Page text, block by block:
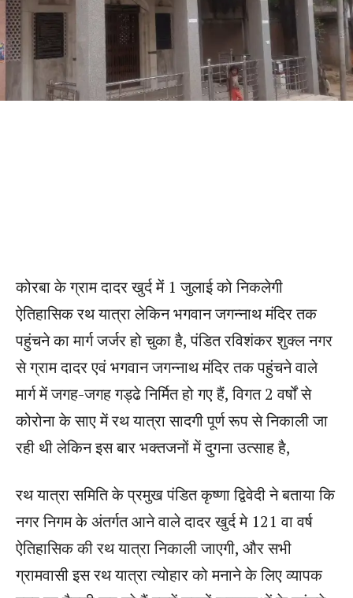
कोरबा के ग्राम दादर खुर्द में 1 जुलाई को निकलेगी
ऐतिहासिक रथ यात्रा लेकिन भगवान जगन्नाथ मंदिर तक
पहुंचने का मार्ग जर्जर हो चुका है, पंडित रविशंकर शुक्ल नगर
से ग्राम दादर एवं भगवान जगन्नाथ मंदिर तक पहुंचने वाले
मार्ग में जगह-जगह गड्ढे निर्मित हो गए हैं, विगत 2 वर्षों से
कोरोना के साए में रथ यात्रा सादगी पूर्ण रूप से निकाली जा
रही थी लेकिन इस बार भक्तजनों में दुगना उत्साह है,
रथ यात्रा समिति के प्रमुख पंडित कृष्णा द्विवेदी ने बताया कि
नगर निगम के अंतर्गत आने वाले दादर खुर्द मे 121 वा वर्ष
ऐतिहासिक की रथ यात्रा निकाली जाएगी, और सभी
ग्रामवासी इस रथ यात्रा त्योहार को मनाने के लिए व्यापक